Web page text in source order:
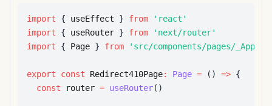
import { useEffect } from
'react'
import
{ useRouter } from
'next/router'
import
{ Page } from 'src/components/pages/_App/
export const Redirect410Page: Page = ( ) => {
const router = useRouter( )